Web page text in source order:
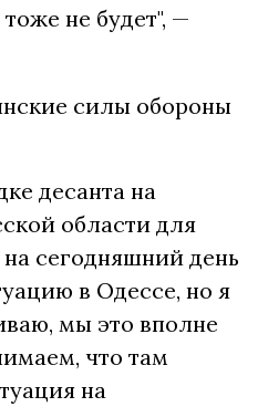
не будет", —
силы обороны
десанта на
области для
на сегодняшний день
в Одессе, но я
мы это вполне
что там
на